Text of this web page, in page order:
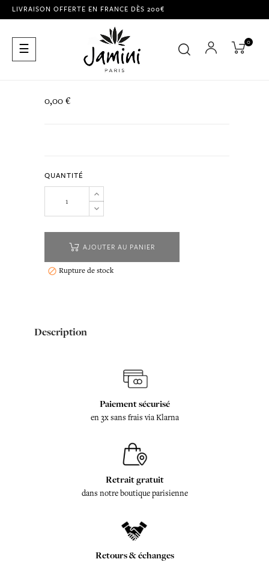
LIVRAISON OFFERTE EN FRANCE DÈS 200€
Basculer
la
☰ 0
0,00 €
QUANTITÉ
AJOUTER AU PANIER
 Rupture de stock
Description
Paiement sécurisé
en 3x sans frais via Klarna
Retrait gratuit
dans notre boutique parisienne
Retours & échanges